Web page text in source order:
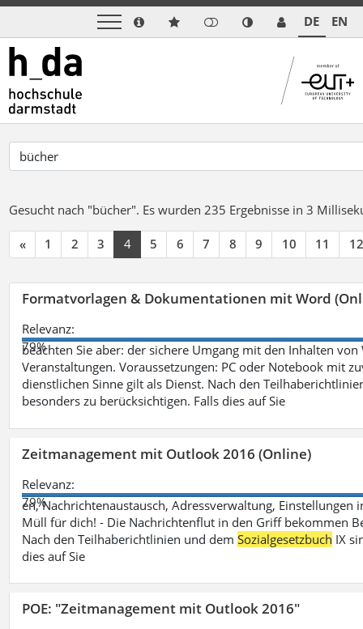
DE EN
Gesucht nach "bücher". Es wurden 235 Ergebnisse in 3
« 1 2 3 4 5 6 7 8 9 10 11 12
Formatvorlagen & Dokumentationen mit Word
Relevanz:
79%
beachten Sie aber: der sichere Umgang mit den Inhalten
Veranstaltungen. Voraussetzungen: PC oder Notebook mit
dienstlichen Sinne gilt als Dienst. Nach den
besonders zu berücksichtigen. Falls dies auf Sie
Zeitmanagement mit Outlook 2016 (Online)
Relevanz:
79%
en, Nachrichtenaustausch, Adressverwaltung,
Müll für dich! - Die Nachrichtenflut in den Griff bekommen
Nach den Teilhaberichtlinien und demSozialgesetzbuch IX
dies auf Sie
POE: "Zeitmanagement mit Outlook 2016"